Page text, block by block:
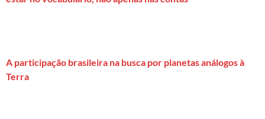
A participação brasileira na busca por planetas análogos à
Terra